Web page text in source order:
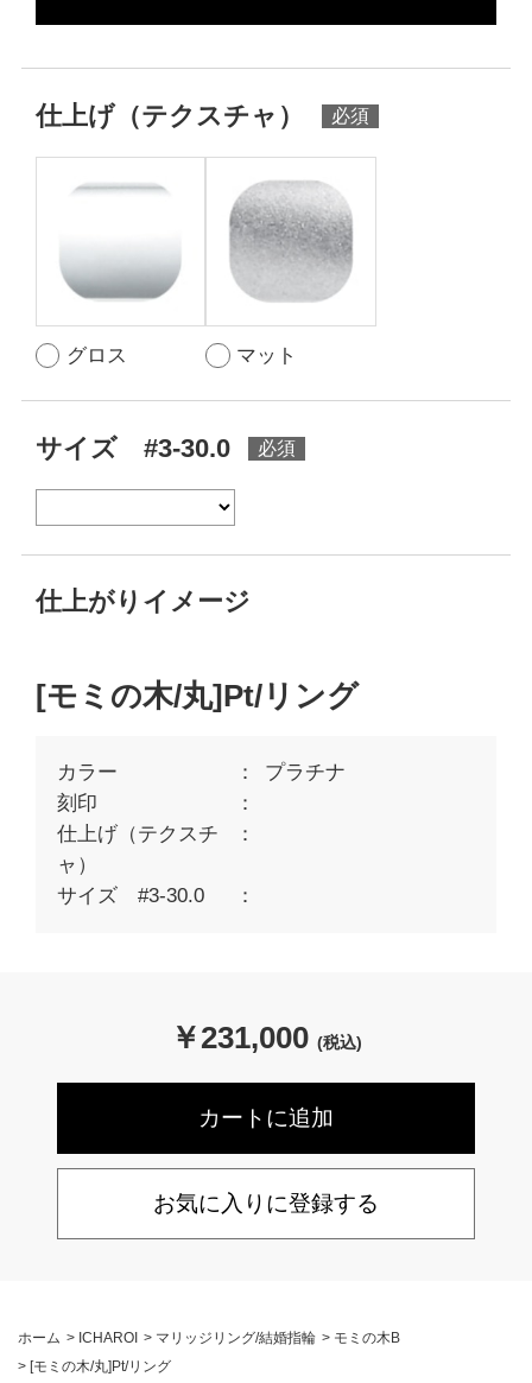
仕上げ（テクスチャ）
グロス マット
サイズ #3-30.0
仕上がりイメージ
[モミの木/丸]Pt/リング
カラー
プラチナ
刻印
仕上げ（テクスチ
ャ）
サイズ #3-30.0
￥231,000 (税込)
お気に入りに登録する
ホーム > ICHAROI > マリッジリング/結婚指輪 > モミの木B
> [モミの木/丸]Pt/リング